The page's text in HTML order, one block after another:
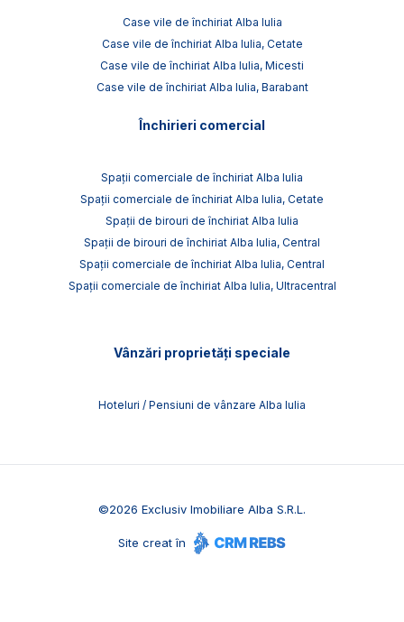
Case vile de închiriat Alba Iulia
Case vile de închiriat Alba Iulia, Cetate
Case vile de închiriat Alba Iulia, Micesti
Case vile de închiriat Alba Iulia, Barabant
Închirieri comercial
Spații comerciale de închiriat Alba Iulia
Spații comerciale de închiriat Alba Iulia, Cetate
Spații de birouri de închiriat Alba Iulia
Spații de birouri de închiriat Alba Iulia, Central
Spații comerciale de închiriat Alba Iulia, Central
Spații comerciale de închiriat Alba Iulia, Ultracentral
Vânzări proprietăți speciale
Hoteluri / Pensiuni de vânzare Alba Iulia
©2026 Exclusiv Imobiliare Alba S.R.L.
Site creat în